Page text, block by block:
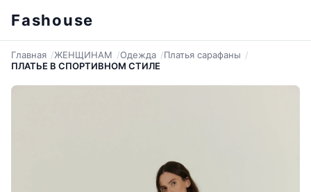
Fashouse
Главная ЖЕНЩИНАМ Одежда
Платья сарафаны
ПЛАТЬЕ В СПОРТИВНОМ СТИЛЕ